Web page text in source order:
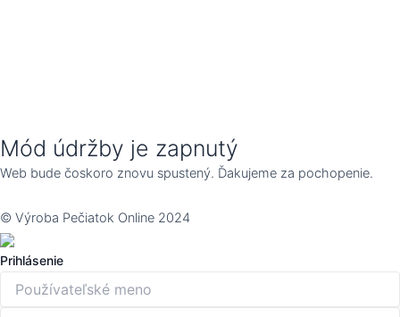
Mód údržby je zapnutý
Web bude čoskoro znovu spustený. Ďakujeme za pochopenie.
© Výroba Pečiatok Online 2024
Prihlásenie